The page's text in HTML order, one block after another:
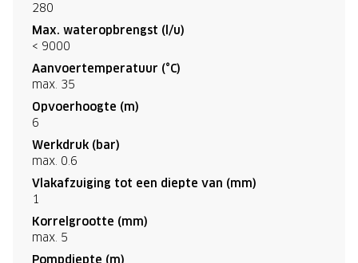
280
Max. wateropbrengst (l/u)
< 9000
Aanvoertemperatuur (°C)
max. 35
Opvoerhoogte (m)
6
Werkdruk (bar)
max. 0.6
Vlakafzuiging tot een diepte van (mm)
1
Korrelgrootte (mm)
max. 5
Pompdiepte (m)